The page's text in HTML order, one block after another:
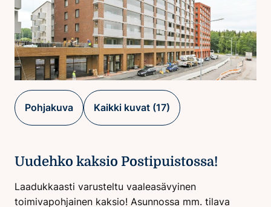
Pohjakuva Kaikki kuvat (17)
Uudehko kaksio Postipuistossa!
Laadukkaasti varusteltu vaaleasävyinen
toimivapohjainen kaksio! Asunnossa mm. tilava